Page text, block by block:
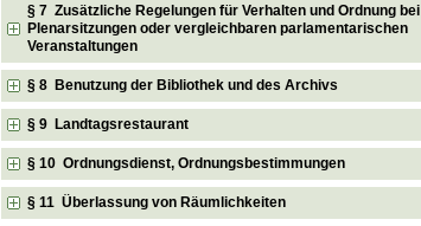
§ 7 Zusätzliche Regelungen für Verhalten und Ordnung bei
Plenarsitzungen oder vergleichbaren parlamentarischen
Veranstaltungen
§ 8 Benutzung der Bibliothek und des Archivs
§ 9 Landtagsrestaurant
§ 10 Ordnungsdienst, Ordnungsbestimmungen
§ 11 Überlassung von Räumlichkeiten